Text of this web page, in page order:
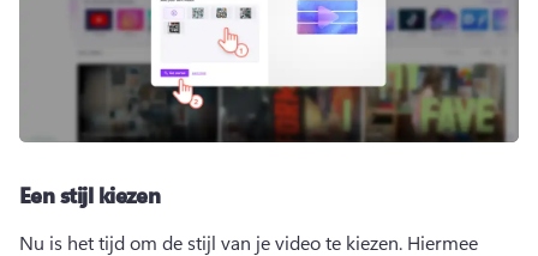
Een stijl kiezen
Nu is het tijd om de stijl van je video te kiezen. Hiermee